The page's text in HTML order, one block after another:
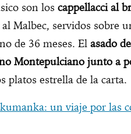
son los cappellacci al
Malbec, servidos sobre
de 36 meses. El asado
Montepulciano junto a
platos estrella de la carta.
un viaje por las